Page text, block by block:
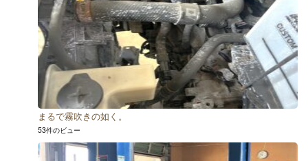
まるで霧吹きの如く。
53件のビュー